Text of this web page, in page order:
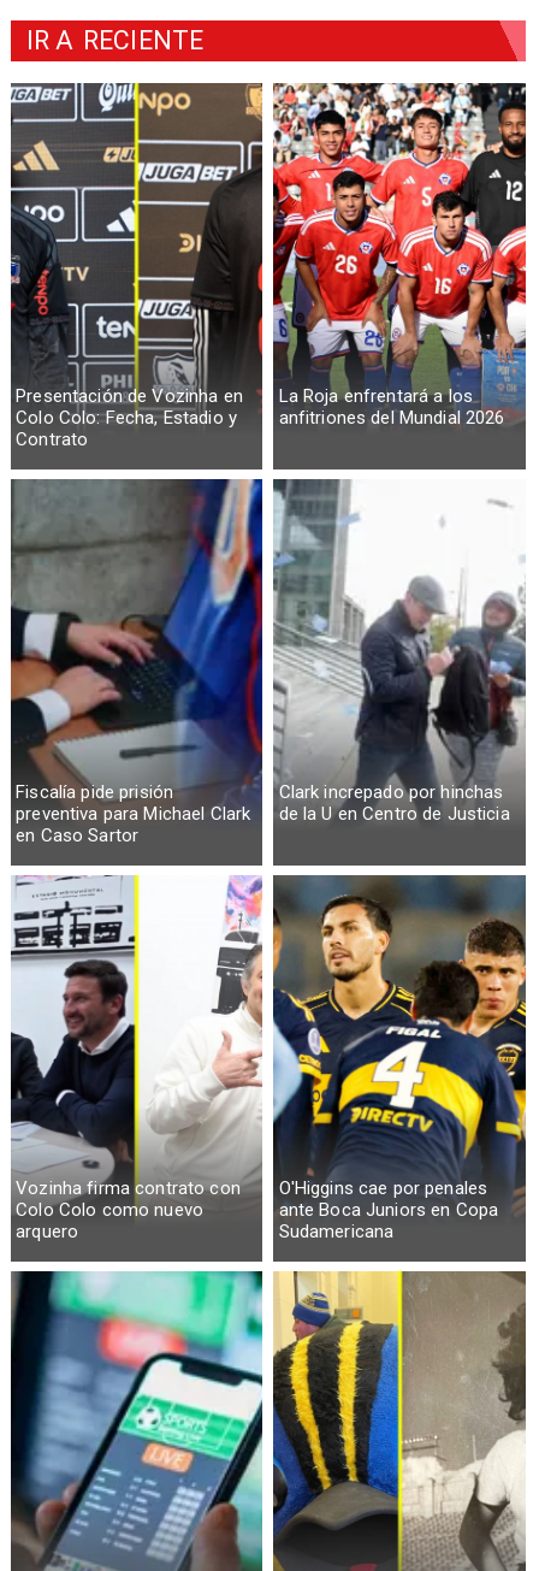
Presentación de Vozinha en
Colo Colo: Fecha, Estadio y
Contrato
La Roja enfrentará a los
anfitriones del Mundial 2026
Fiscalía pide prisión
preventiva para Michael Clark
en Caso Sartor
Clark increpado por hinchas
de la U en Centro de Justicia
Vozinha firma contrato con
Colo Colo como nuevo
arquero
O'Higgins cae por penales
ante Boca Juniors en Copa
Sudamericana
IR A RECIENTE